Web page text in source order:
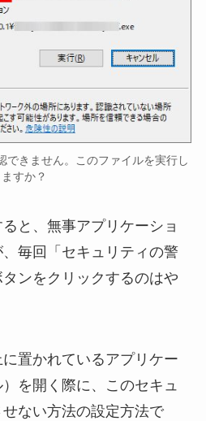
できません。このファイルを実行し
ますか？
ると、無事アプリケーショ
毎回「セキュリティの警
ンをクリックするのはや
置かれているアプリケー
を開く際に、このセキュ
ない方法の設定方法で